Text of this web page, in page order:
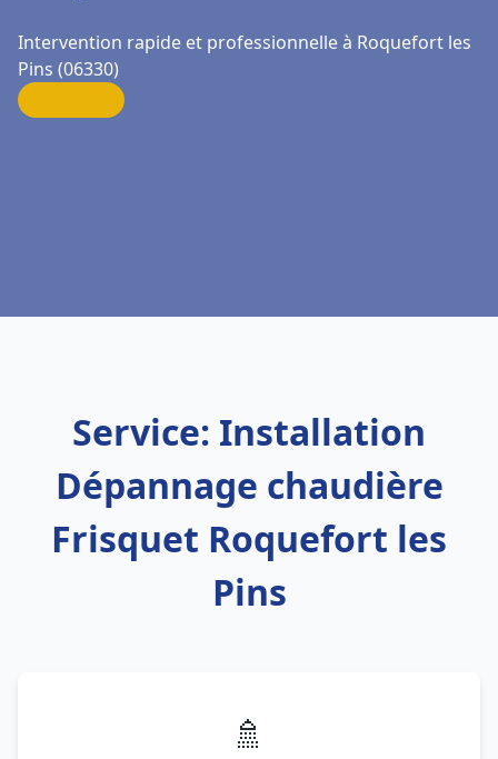
Intervention rapide et professionnelle à Roquefort les
Pins (06330)
Service: Installation
Dépannage chaudière
Frisquet Roquefort les
Pins
🚿